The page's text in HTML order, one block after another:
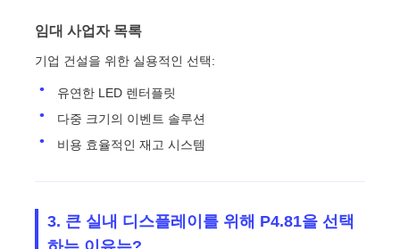
임대 사업자 목록
기업 건설을 위한 실용적인 선택:
유연한 LED 렌터플릿
다중 크기의 이벤트 솔루션
비용 효율적인 재고 시스템
3. 큰 실내 디스플레이를 위해 P4.81을 선택